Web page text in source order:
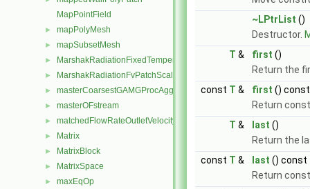
MapPointField
► mapPolyMesh
► mapSubsetMesh
► MarshakRadiationFixedTemperatureFvPatchScalarField
► MarshakRadiationFvPatchScalarField
► masterCoarsestGAMGProcAgglomeration
► masterOFstream
► matchedFlowRateOutletVelocityFvPatchVectorField
► Matrix
► MatrixBlock
► MatrixSpace
► maxEqOp
~LPtrList ()
Destructor.
T & first ()
Return the
const T & first () const
Return
T & last ()
Return the
const T & last () const
Return